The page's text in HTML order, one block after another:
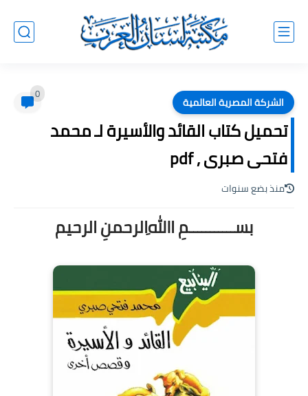
الشركة المصرية العالمية 0
تحميل كتاب القائد والأسيرة لـ محمد
فتحى صبرى , pdf
منذ بضع سنوات
بســـــــــــمِ اﷲِالرحمنِ الرحيم